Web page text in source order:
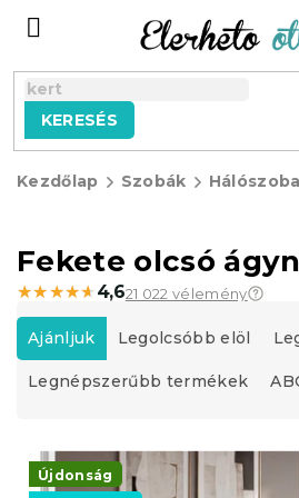
tartalomhoz
KERESÉS
Kezdőlap Szobák Hálószoba
Fekete olcsó
★★★★★
★★★★★ 4,621 022 vélemény
T
e
r
m
e
k
Ajánljuk Legolcsóbb elöl
Legnépszerűbb termékek
Újdonság